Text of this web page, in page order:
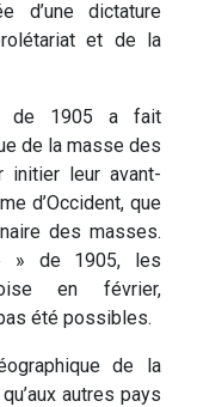
d’une dictature
et de la
de 1905 a fait
de la masse des
initier leur avant-
d’Occident, que
des masses.
» de 1905, les
en février,
été possibles.
de la
autres pays